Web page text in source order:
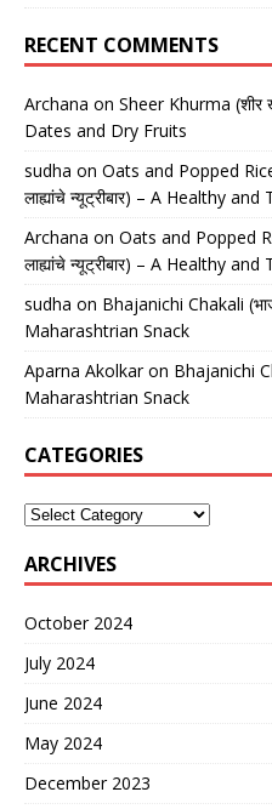
RECENT COMMENTS
Archana on Sheer Khurma (शीर
Dates and Dry Fruits
sudha on Oats and Popped
लाह्यांचे न्यूट्रीबार) – A Healthy
Archana on Oats and Popped
लाह्यांचे न्यूट्रीबार) – A Healthy
sudha on Bhajanichi Chakali
Maharashtrian Snack
Aparna Akolkaron Bhajanichi
Maharashtrian Snack
CATEGORIES
ARCHIVES
October 2024
July 2024
June 2024
May 2024
December 2023